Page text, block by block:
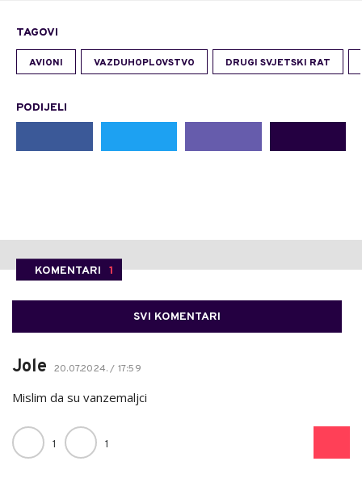
TAGOVI
AVIONI VAZDUHOPLOVSTVO DRUGI SVJETSKI RAT
PODIJELI
KOMENTARI 1
SVI KOMENTARI
Jole 20.07.2024. / 17:59
Mislim da su vanzemaljci
1 1